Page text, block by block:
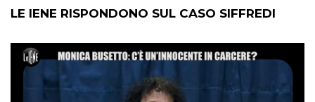
LE IENE RISPONDONO SUL CASO SIFFREDI